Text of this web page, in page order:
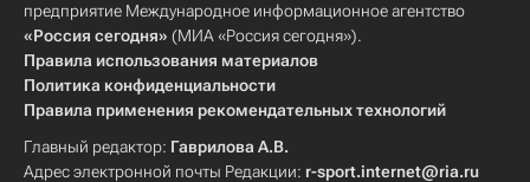
предприятие Международное информационное агентство
«Россия сегодня» (МИА «Россия сегодня»).
Правила использования материалов
Политика конфиденциальности
Правила применения рекомендательных технологий
Главный редактор: Гаврилова А.В.
Адрес электронной почты Редакции: r-sport.internet@ria.ru